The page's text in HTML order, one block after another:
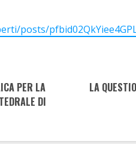
posts/
PER LA
DI
LA